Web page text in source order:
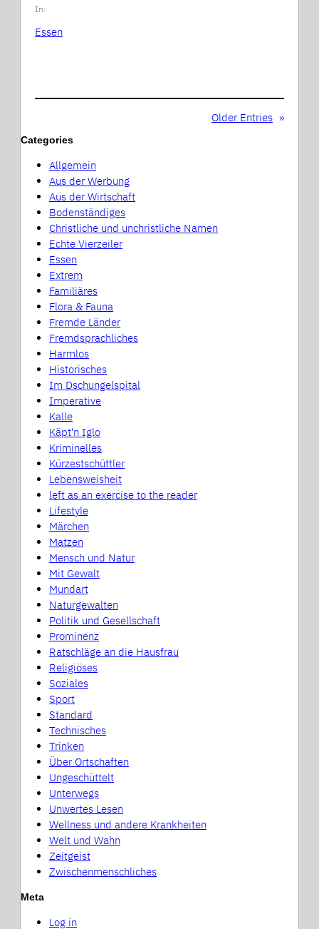
In:
Essen
Older Entries »
Categories
Allgemein
Aus der Werbung
Aus der Wirtschaft
Bodenständiges
Christliche und unchristliche Namen
Echte Vierzeiler
Essen
Extrem
Familiäres
Flora & Fauna
Fremde Länder
Fremdsprachliches
Harmlos
Historisches
Im Dschungelspital
Imperative
Kalle
Käpt'n Iglo
Kriminelles
Kürzestschüttler
Lebensweisheit
left as an exercise to the reader
Lifestyle
Märchen
Matzen
Mensch und Natur
Mit Gewalt
Mundart
Naturgewalten
Politik und Gesellschaft
Prominenz
Ratschläge an die Hausfrau
Religiöses
Soziales
Sport
Standard
Technisches
Trinken
Über Ortschaften
Ungeschüttelt
Unterwegs
Unwertes Lesen
Wellness und andere Krankheiten
Welt und Wahn
Zeitgeist
Zwischenmenschliches
Meta
Log in